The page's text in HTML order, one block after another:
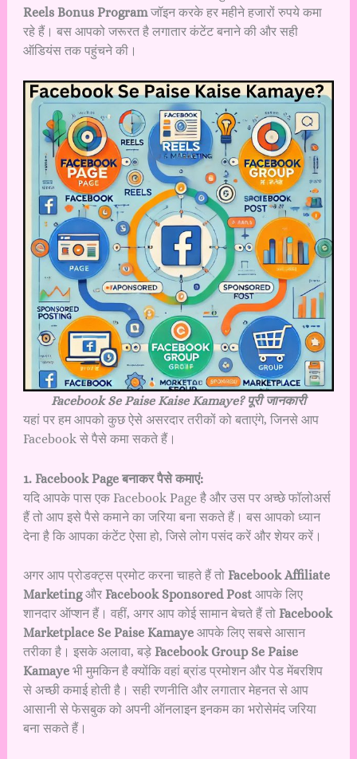
Reels Bonus Programजॉइन करके हर महीने हजारों रुपये कमा
रहे हैं। बस आपको जरूरत है लगातार कंटेंट बनाने की और सही
ऑडियंस तक पहुंचने की।
Facebook Se Paise Kaise Kamaye? पूरी जानकारी
यहां पर हम आपको कुछ ऐसे असरदार तरीकों को बताएंगे, जिनसे आप
Facebook से पैसे कमा सकते हैं।
1. Facebook Page बनाकर पैसे कमाएं:
यदि आपके पास एक Facebook Page है और उस पर अच्छे फॉलोअर्स
हैं तो आप इसे पैसे कमाने का जरिया बना सकते हैं। बस आपको ध्यान
देना है कि आपका कंटेंट ऐसा हो, जिसे लोग पसंद करें और शेयर करें।
अगर आप प्रोडक्ट्स प्रमोट करना चाहते हैं तो Facebook Affiliate
Marketingऔर Facebook Sponsored Postआपके लिए
शानदार ऑप्शन हैं। वहीं, अगर आप कोई सामान बेचते हैं तो Facebook
Marketplace Se Paise Kamayeआपके लिए सबसे आसान
तरीका है। इसके अलावा, बड़े Facebook Group Se Paise
Kamayeभी मुमकिन है क्योंकि वहां ब्रांड प्रमोशन और पेड मेंबरशिप
से अच्छी कमाई होती है। सही रणनीति और लगातार मेहनत से आप
आसानी से फेसबुक को अपनी ऑनलाइन इनकम का भरोसेमंद जरिया
बना सकते हैं।